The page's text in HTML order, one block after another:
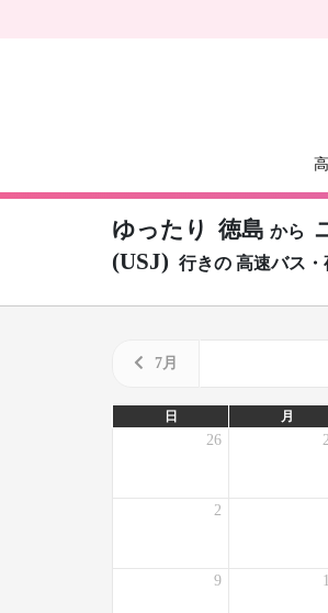
ゆったり 徳島 から
(USJ) 行きの 高速バス・
7月
日 月
26
2
9